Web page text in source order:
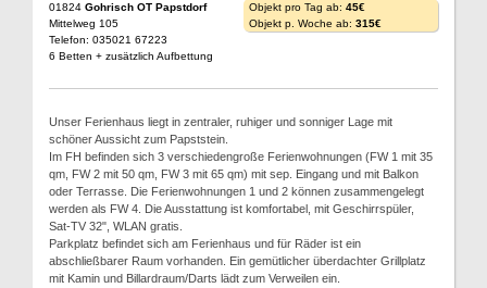
01824 Gohrisch OT Papstdorf
Mittelweg 105
Telefon: 035021 67223
6 Betten + zusätzlich Aufbettung
Objekt pro Tag ab: 45€
Objekt p. Woche ab: 315€
Unser Ferienhaus liegt in zentraler, ruhiger und sonniger Lage mit
schöner Aussicht zum Papststein.
Im FH befinden sich 3 verschiedengroße Ferienwohnungen (FW 1 mit 35
qm, FW 2 mit 50 qm, FW 3 mit 65 qm) mit sep. Eingang und mit Balkon
oder Terrasse. Die Ferienwohnungen 1 und 2 können zusammengelegt
werden als FW 4. Die Ausstattung ist komfortabel, mit Geschirrspüler,
Sat-TV 32", WLAN gratis.
Parkplatz befindet sich am Ferienhaus und für Räder ist ein
abschließbarer Raum vorhanden. Ein gemütlicher überdachter Grillplatz
mit Kamin und Billardraum/Darts lädt zum Verweilen ein.